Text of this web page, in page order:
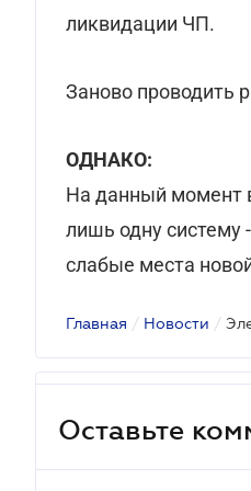
ликвидации ЧП.
Заново проводить
ОДНАКО:
На данный момент
лишь одну систему
слабые места
Главная / Новости /
Оставьте